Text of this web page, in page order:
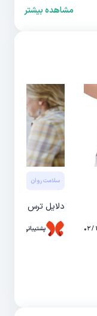
مشاهده بیشتر
سلامت روان
دلایل ترس از
پشتیبانی حال